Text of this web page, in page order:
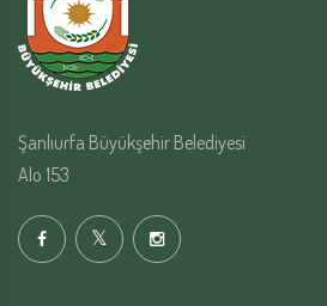
Şanlıurfa Büyükşehir Belediyesi
Alo 153